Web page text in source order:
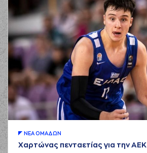
ΝΕA ΟΜAΔΩΝ
Χαρτώνας πενταετίας για την ΑΕΚ